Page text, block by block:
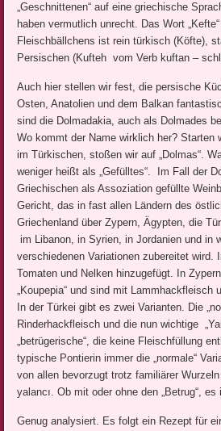
„Geschnittenen“ auf eine griechische
haben vermutlich unrecht. Das Wort
Fleischbällchens ist rein türkisch (Köfte),
Persischen (Kufteh vom Verb kuftan –
Auch hier stellen wir fest, die persische
Osten, Anatolien und dem Balkan
sind die Dolmadakia, auch als Dolmades
Wo kommt der Name wirklich her? Starten
im Türkischen, stoßen wir auf „Dolmas“.
weniger heißt als „Gefülltes“. Im Fall der
Griechischen als Assoziation gefüllte
Gericht, das in fast allen Ländern des
Griechenland über Zypern, Ägypten, die
im Libanon, in Syrien, in Jordanien und in
verschiedenen Variationen zubereitet wird.
Tomaten und Nelken hinzugefügt. In
„Koupepia“ und sind mit Lammhackfleisch
In der Türkei gibt es zwei Varianten. Die
Rinderhackfleisch und die nun wichtige
„betrügerische“, die keine Fleischfüllung
typische Pontierin immer die „normale“
von allen bevorzugt trotz familiärer
yalancı. Ob mit oder ohne den „Betrug“,
Genug analysiert. Es folgt ein Rezept für